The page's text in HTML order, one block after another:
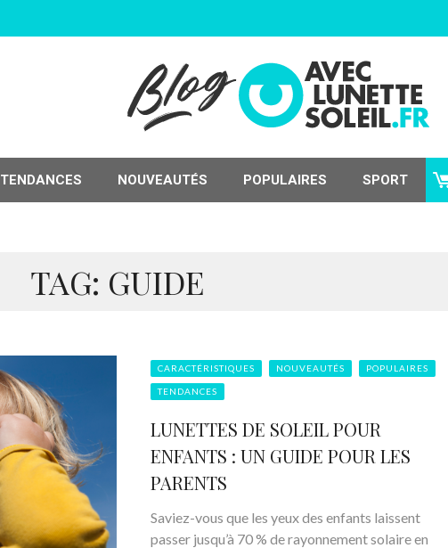
TENDANCES NOUVEAUTÉS POPULAIRES SPORT
TAG: GUIDE
CARACTÉRISTIQUES NOUVEAUTÉS POPULAIRES
TENDANCES
LUNETTES DE SOLEIL POUR
ENFANTS : UN GUIDE POUR LES
PARENTS
Saviez-vous que les yeux des enfants laissent
passer jusqu’à 70 % de rayonnement solaire en